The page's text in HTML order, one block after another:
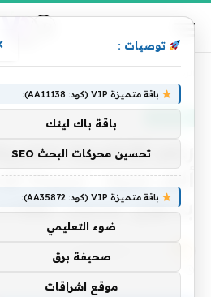
ألف جنيه.. سيدة
بدعوى بسبب
فريق التحرير 24 مارس، 2024
2 دقائق
توصيات :
باقة متميزة VIP (كود: AA11138):
باقة باك لينك
تحسين محركات البحث SEO
باقة متميزة VIP (كود: AA35872):
ضوء التعليمي
صحيفة برق
موقع اشراقات